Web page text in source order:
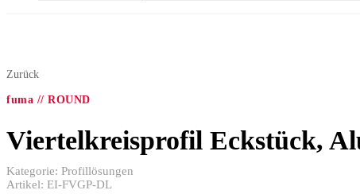
Zurück
fuma // ROUND
Viertelkreisprofil Eckstück,
Kategorie: Profillösungen
Artikel: EI-FVGP-DL